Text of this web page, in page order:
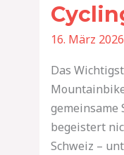
16. März 2026
Das
begeistert
Schweiz –
Doppelte
Vertretung
in
den
Swiss
Cycling
Vorstand
gewählt